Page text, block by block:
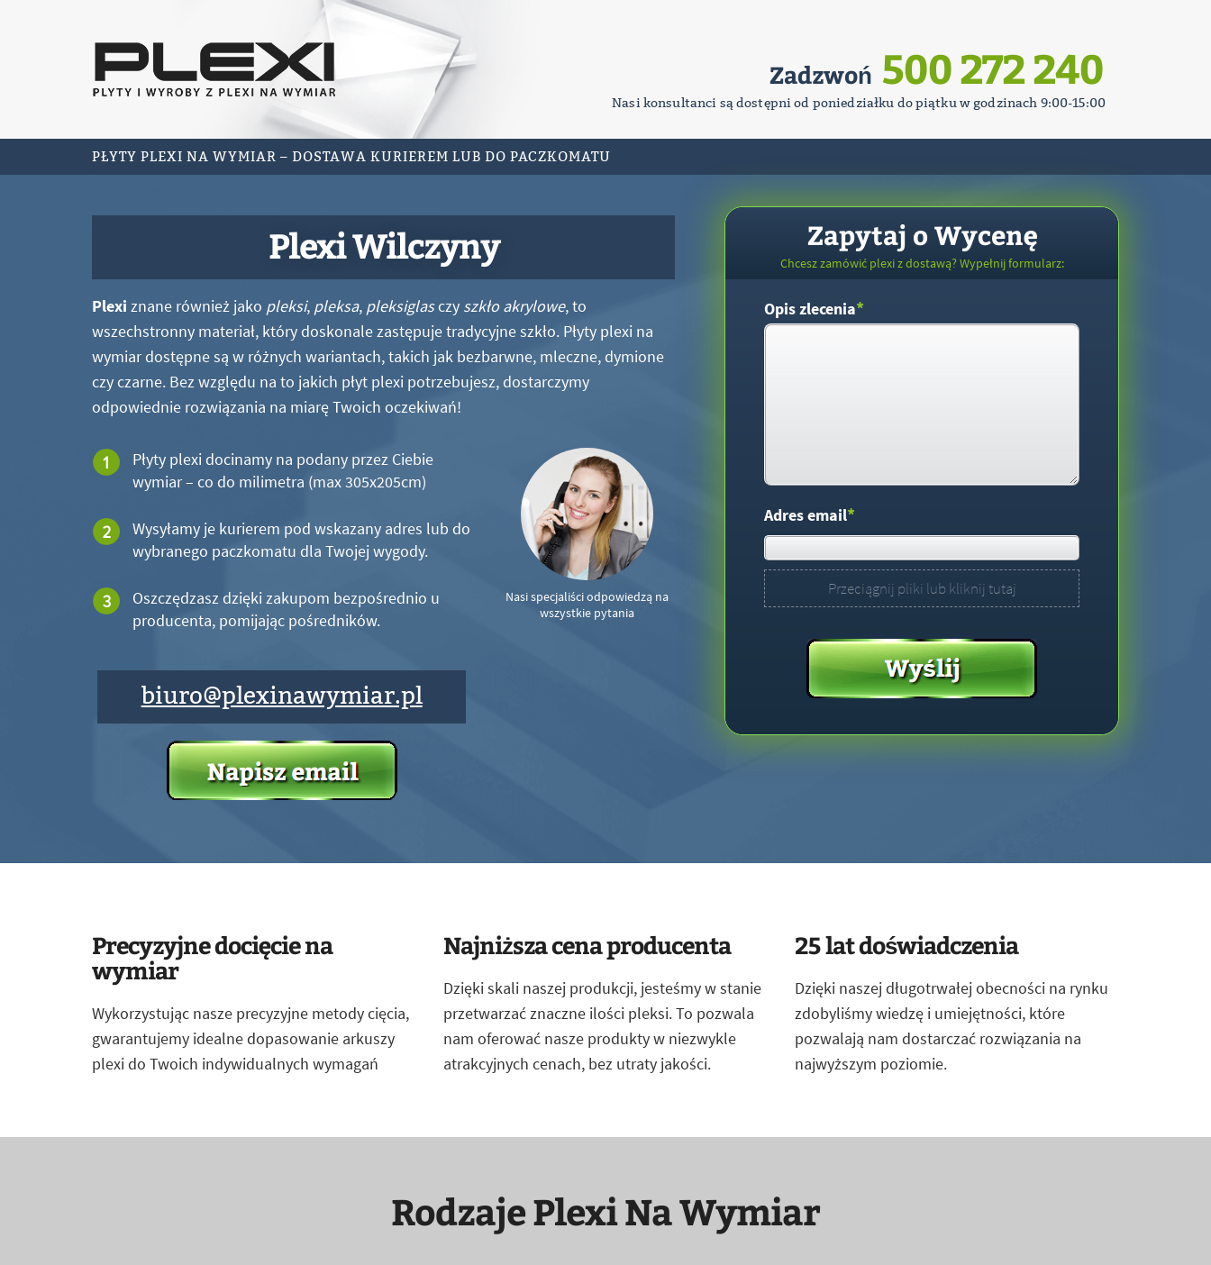
Zadzwoń 500 272 240
Nasi konsultanci są dostępni od poniedziałku do piątku w godzinach 9:00-15:00
PŁYTY PLEXI NA WYMIAR – DOSTAWA KURIEREM LUB DO PACZKOMATU
Plexi Wilczyny
Plexi znane również jako pleksi, pleksa, pleksiglasczy szkło akrylowe, to
wszechstronny materiał, który doskonale zastępuje tradycyjne szkło. Płyty plexi na
wymiar dostępne są w różnych wariantach, takich jak bezbarwne, mleczne, dymione
czy czarne. Bez względu na to jakich płyt plexi potrzebujesz, dostarczymy
odpowiednie rozwiązania na miarę Twoich oczekiwań!
Płyty plexi docinamy na podany przez Ciebie
wymiar – co do milimetra (max 305x205cm)
Wysyłamy je kurierem pod wskazany adres lub do
wybranego paczkomatu dla Twojej wygody.
Oszczędzasz dzięki zakupom bezpośrednio u
producenta, pomijając pośredników.
biuro@plexinawymiar.pl
Nasi specjaliści odpowiedzą na
wszystkie pytania
Zapytaj o Wycenę
Chcesz zamówić plexi z dostawą? Wypełnij formularz:
Opis zlecenia*
Adres email*
Przeciągnij pliki lub kliknij tutaj
Precyzyjne docięcie na
wymiar
Wykorzystując nasze precyzyjne metody cięcia,
gwarantujemy idealne dopasowanie arkuszy
plexi do Twoich indywidualnych wymagań
Najniższa cena producenta
Dzięki skali naszej produkcji, jesteśmy w stanie
przetwarzać znaczne ilości pleksi. To pozwala
nam oferować nasze produkty w niezwykle
atrakcyjnych cenach, bez utraty jakości.
25 lat doświadczenia
Dzięki naszej długotrwałej obecności na rynku
zdobyliśmy wiedzę i umiejętności, które
pozwalają nam dostarczać rozwiązania na
najwyższym poziomie.
Rodzaje Plexi Na Wymiar